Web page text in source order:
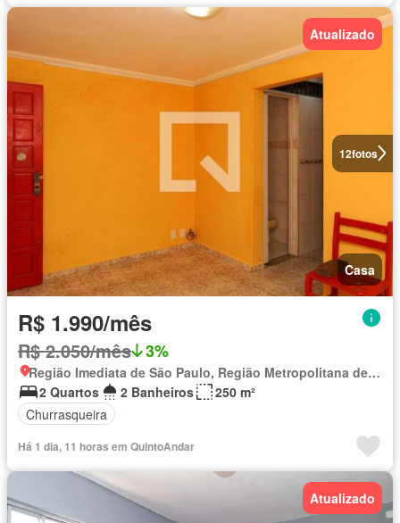
12fotos
Atualizado
Casa
R$ 1.990/mês
R$ 2.050/mês 3%
Região Imediata de São Paulo, Região Metropolitana de São Paulo
2 Quartos
2 Banheiros
250 m²
Churrasqueira
Há 1 dia, 11 horas em QuintoAndar
Atualizado